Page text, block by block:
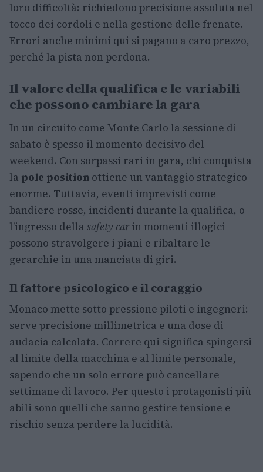
loro difficoltà: richiedono precisione assoluta nel
tocco dei cordoli e nella gestione delle frenate.
Errori anche minimi qui si pagano a caro prezzo,
perché la pista non perdona.
Il valore della qualifica e le variabili
che possono cambiare la gara
In un circuito come Monte Carlo la sessione di
sabato è spesso il momento decisivo del
weekend. Con sorpassi rari in gara, chi conquista
la pole position ottiene un vantaggio strategico
enorme. Tuttavia, eventi imprevisti come
bandiere rosse, incidenti durante la qualifica, o
l’ingresso della safety car in momenti illogici
possono stravolgere i piani e ribaltare le
gerarchie in una manciata di giri.
Il fattore psicologico e il coraggio
Monaco mette sotto pressione piloti e ingegneri:
serve precisione millimetrica e una dose di
audacia calcolata. Correre qui significa spingersi
al limite della macchina e al limite personale,
sapendo che un solo errore può cancellare
settimane di lavoro. Per questo i protagonisti più
abili sono quelli che sanno gestire tensione e
rischio senza perdere la lucidità.